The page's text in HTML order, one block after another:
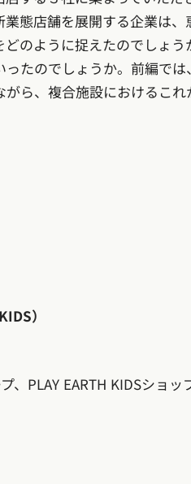
態店舗を展開する企業は
のように捉えたのでしょ
たのでしょうか。前編で
ら、複合施設におけるこ
）
、PLAY EARTH KIDSショ